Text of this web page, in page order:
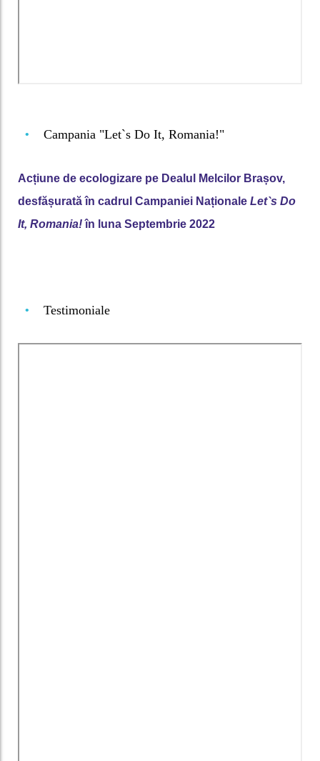
• Campania "Let`s Do It, Romania!"
Acțiune de ecologizare pe Dealul Melcilor Brașov,
desfășurată în cadrul Campaniei Naționale Let`s Do
It, Romania!în luna Septembrie 2022
• Testimoniale